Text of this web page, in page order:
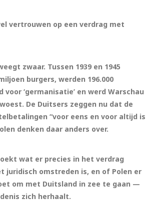
vertrouwen op een verdrag met
zwaar. Tussen 1939 en 1945
burgers, werden 196.000
‘germanisatie’ en werd Warschau
De Duitsers zeggen nu dat de
“voor eens en voor altijd is
denken daar anders over.
wat er precies in het verdrag
juridisch omstreden is, en of Polen er
om met Duitsland in zee te gaan —
zich herhaalt.